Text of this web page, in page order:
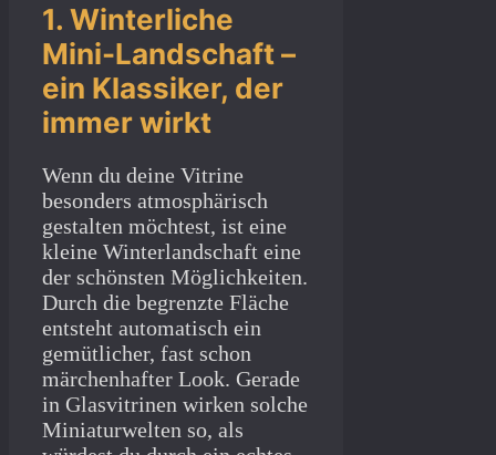
1. Winterliche
Mini-Landschaft –
ein Klassiker, der
immer wirkt
Wenn du deine Vitrine
besonders atmosphärisch
gestalten möchtest, ist eine
kleine Winterlandschaft eine
der schönsten Möglichkeiten.
Durch die begrenzte Fläche
entsteht automatisch ein
gemütlicher, fast schon
märchenhafter Look. Gerade
in Glasvitrinen wirken solche
Miniaturwelten so, als